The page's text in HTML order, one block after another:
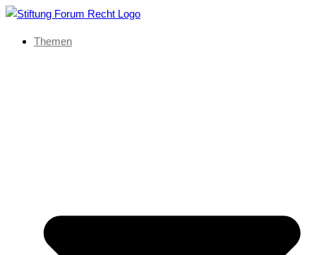
Themen